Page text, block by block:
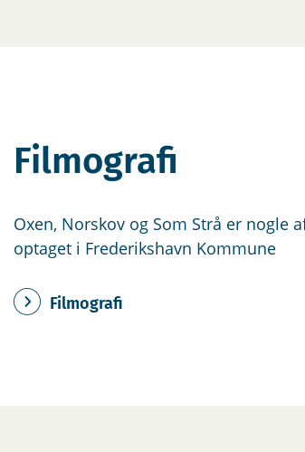
Filmografi
Oxen, Norskov og Som Strå er nogle
optaget i Frederikshavn Kommune
Filmografi